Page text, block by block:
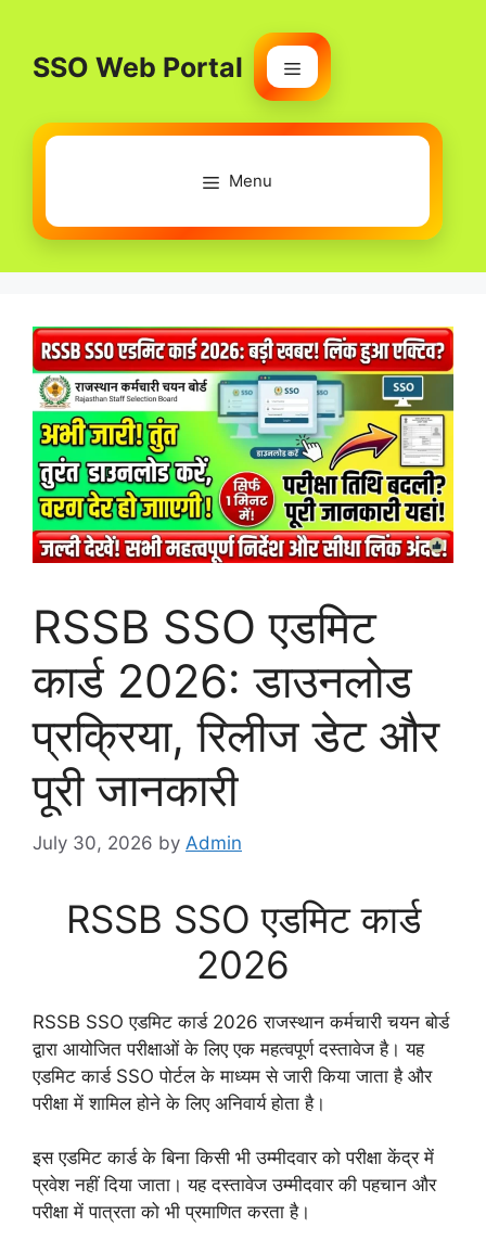
contentSSO Web Portal
Menu
Menu
RSSB SSO एडमिट
कार्ड 2026: डाउनलोड
प्रक्रिया, रिलीज डेट और
पूरी जानकारी
July 30, 2026 by Admin
RSSB SSO एडमिट कार्ड
2026
RSSB SSO एडमिट कार्ड 2026 राजस्थान कर्मचारी चयन बोर्ड
द्वारा आयोजित परीक्षाओं के लिए एक महत्वपूर्ण दस्तावेज है। यह
एडमिट कार्ड SSO पोर्टल के माध्यम से जारी किया जाता है और
परीक्षा में शामिल होने के लिए अनिवार्य होता है।
इस एडमिट कार्ड के बिना किसी भी उम्मीदवार को परीक्षा केंद्र में
प्रवेश नहीं दिया जाता। यह दस्तावेज उम्मीदवार की पहचान और
परीक्षा में पात्रता को भी प्रमाणित करता है।